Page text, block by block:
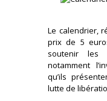
Le calendrier,
prix de 5
soutenir les
notamment
qu’ils
lutte de